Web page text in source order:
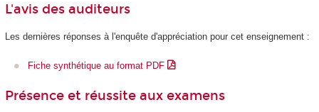
L'avis des auditeurs
Les dernières réponses à l'enquête d'appréciation pour cet enseignement :
Fiche synthétique au format PDF
Présence et réussite aux examens